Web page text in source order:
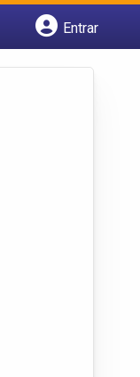
Entrar